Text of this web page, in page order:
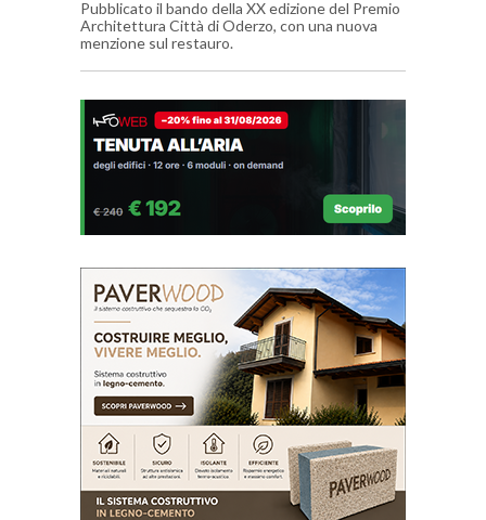
Pubblicato il bando della XX edizione del Premio
Architettura Città di Oderzo, con una nuova
menzione sul restauro.